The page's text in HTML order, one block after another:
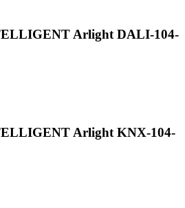
Arlight DALI-104-
Arlight KNX-104-